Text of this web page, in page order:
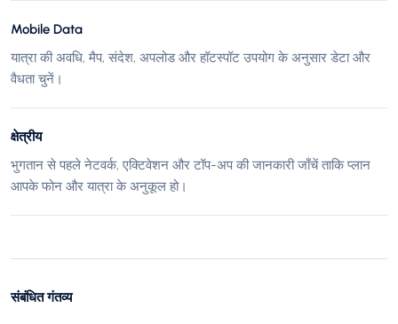
Mobile Data
यात्रा की अवधि, मैप, संदेश, अपलोड और हॉटस्पॉट उपयोग के अनुसार डेटा और
वैधता चुनें।
क्षेत्रीय
भुगतान से पहले नेटवर्क, एक्टिवेशन और टॉप-अप की जानकारी जाँचें ताकि प्लान
आपके फोन और यात्रा के अनुकूल हो।
संबंधित गंतव्य